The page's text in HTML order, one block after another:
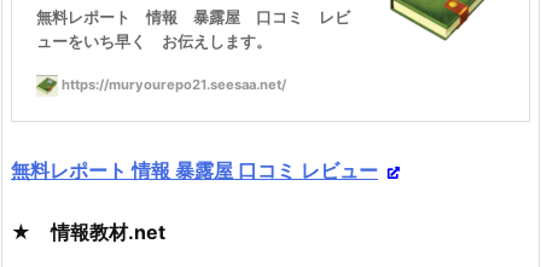
無料レポート 情報 暴露屋 口コミ レビ
ューをいち早く お伝えします。
https://muryourepo21.seesaa.net/
無料レポート 情報 暴露屋 口コミ レビュー
★ 情報教材.net